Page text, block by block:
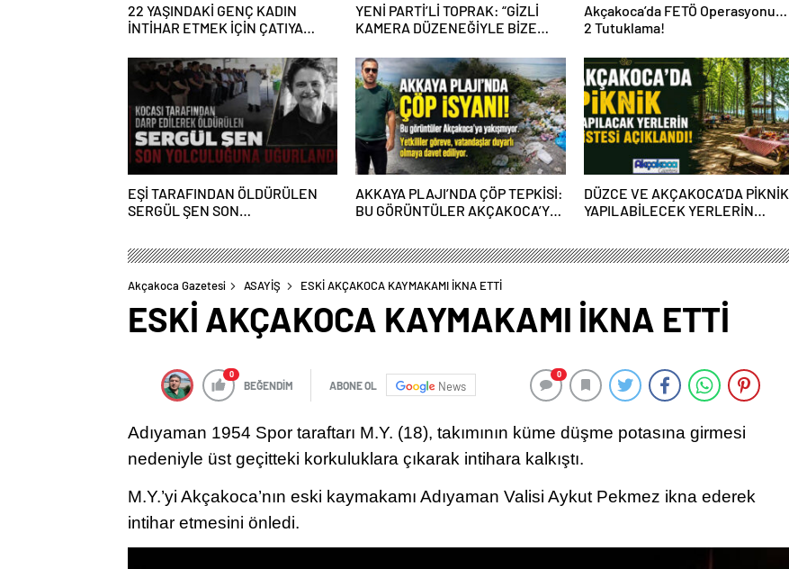
22 YAŞINDAKİ GENÇ KADIN
İNTİHAR ETMEK İÇİN ÇATIYA
YENİ PARTİ’Lİ TOPRAK: “GİZLİ
KAMERA DÜZENEĞİYLE BİZE
Akçakoca’da FETÖ Operasyonu…
2 Tutuklama!
EŞİ TARAFINDAN ÖLDÜRÜLEN
SERGÜL ŞEN SON
AKKAYA PLAJI’NDA ÇÖP TEPKİSİ:
BU GÖRÜNTÜLER AKÇAKOCA’YA
DÜZCE VE AKÇAKOCA’DA PİKNİK
YAPILABİLECEK YERLERİN
Akçakoca Gazetesi ASAYİŞ ESKİ AKÇAKOCA KAYMAKAMI İKNA ETTİ
ESKİ AKÇAKOCA KAYMAKAMI İKNA ETTİ
0
BEĞENDİM ABONE OL News
0
Adıyaman 1954 Spor taraftarı M.Y. (18), takımının küme düşme potasına girmesi
nedeniyle üst geçitteki korkuluklara çıkarak intihara kalkıştı.
M.Y.’yi Akçakoca’nın eski kaymakamı Adıyaman Valisi Aykut Pekmez ikna ederek
intihar etmesini önledi.